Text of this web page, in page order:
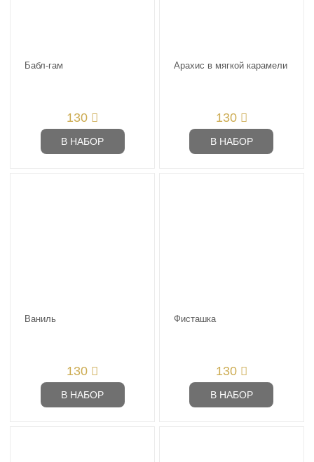
Бабл-гам
130
В НАБОР
Арахис в мягкой карамели
130
В НАБОР
Ваниль
130
В НАБОР
Фисташка
130
В НАБОР